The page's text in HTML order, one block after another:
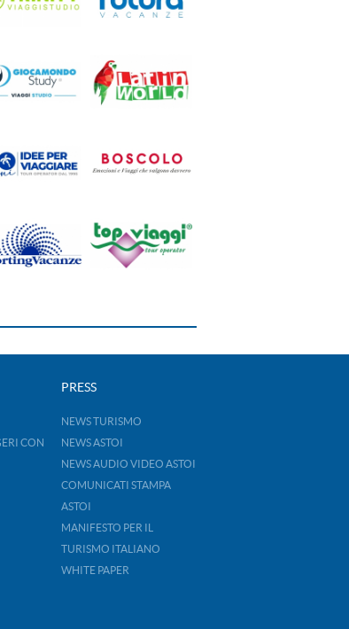
CON
PRESS
NEWS TURISMO
NEWS ASTOI
NEWS AUDIO VIDEO ASTOI
COMUNICATI STAMPA
ASTOI
MANIFESTO PER IL
TURISMO ITALIANO
WHITE PAPER